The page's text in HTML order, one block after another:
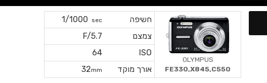
חשיפה sec
1/1000
צמצם
F/5.7
ISO
64
אורך מוקד
32mm
OLYMPUS
FE330,X845,C550